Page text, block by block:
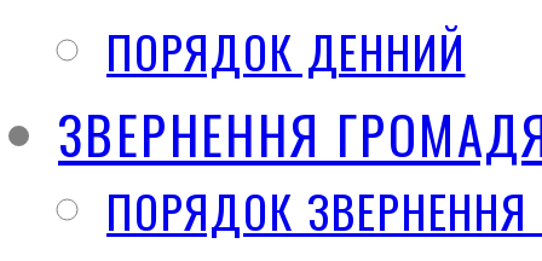
ПОРЯДОК ДЕННИЙ
ЗВЕРНЕННЯ
ПОРЯДОК